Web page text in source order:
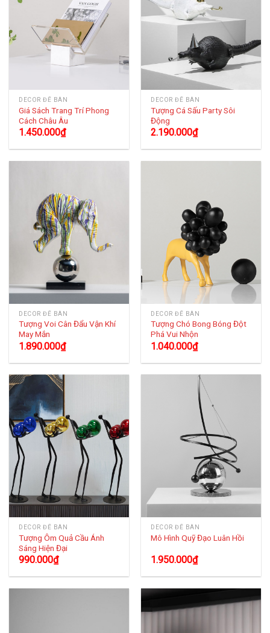
DECOR ĐỂ BÀN
Giá Sách Trang Trí Phong
Cách Châu Âu
1.450.000₫
DECOR ĐỂ BÀN
Tượng Cá Sấu Party Sôi
Động
2.190.000₫
DECOR ĐỂ BÀN
Tượng Voi Cân Đẩu Vận Khí
May Mắn
1.890.000₫
DECOR ĐỂ BÀN
Tượng Chó Bong Bóng Đột
Phá Vui Nhộn
1.040.000₫
DECOR ĐỂ BÀN
Tượng Ôm Quả Cầu Ánh
Sáng Hiện Đại
990.000₫
DECOR ĐỂ BÀN
Mô Hình Quỹ Đạo Luân Hồi
1.950.000₫